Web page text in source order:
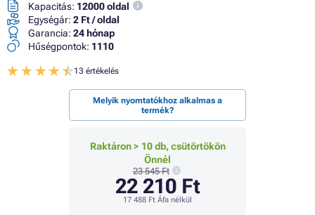
Kapacitás: 12000 oldal
Egységár: 2 Ft / oldal
Garancia: 24 hónap
Hűségpontok: 1110
13 értékelés
Melyik nyomtatókhoz alkalmas a
termék?
Raktáron > 10 db, csütörtökön
Önnél
23 545 Ft
22 210 Ft
17 488 Ft Áfa nélkül